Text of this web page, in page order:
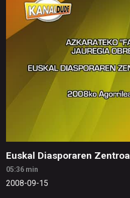
Euskal Diasporaren Zentroa
05:36 min
2008-09-15